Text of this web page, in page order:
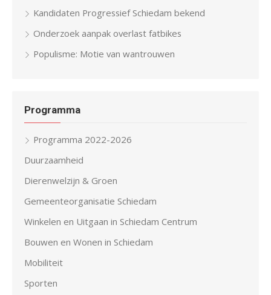
Kandidaten Progressief Schiedam bekend
Onderzoek aanpak overlast fatbikes
Populisme: Motie van wantrouwen
Programma
Programma 2022-2026
Duurzaamheid
Dierenwelzijn & Groen
Gemeenteorganisatie Schiedam
Winkelen en Uitgaan in Schiedam Centrum
Bouwen en Wonen in Schiedam
Mobiliteit
Sporten